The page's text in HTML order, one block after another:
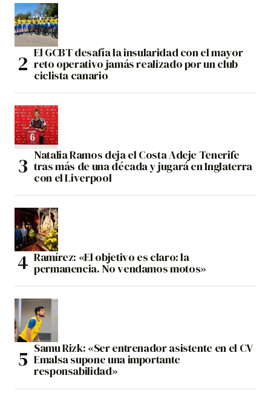
El GCBT desafía la insularidad con el mayor
reto operativo jamás realizado por un club
ciclista canario
Natalia Ramos deja el Costa Adeje Tenerife
tras más de una década y jugará en Inglaterra
con el Liverpool
Ramírez: «El objetivo es claro: la
permanencia. No vendamos motos»
Samu Rizk: «Ser entrenador asistente en el CV
Emalsa supone una importante
responsabilidad»